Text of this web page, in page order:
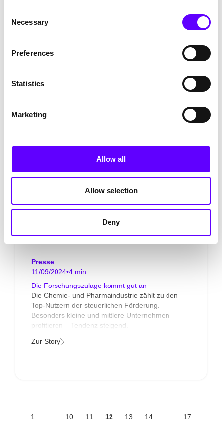
Selection
Necessary
Preferences
Statistics
Marketing
Allow all
Allow selection
Deny
Zur Story
Presse
11/09/2024•4 min
Die Forschungszulage kommt gut an
Die Chemie- und Pharmaindustrie zählt zu den
Top-Nutzern der steuerlichen Förderung.
Besonders kleine und mittlere Unternehmen
profitieren – Tendenz steigend.
Zur Story
1 10 11 12 13 14 17